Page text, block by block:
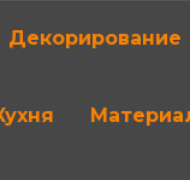
Декорирование